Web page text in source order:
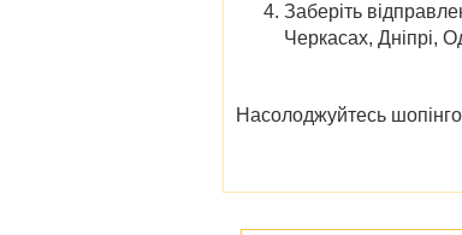
Заберіть
Черкасах, Дніпрі,
Насолоджуйтесь